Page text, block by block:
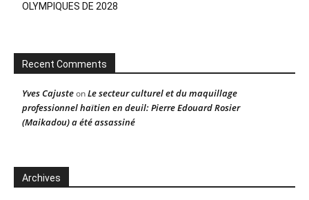
OLYMPIQUES DE 2028
Recent Comments
Yves CajusteonLe secteur culturel et du maquillage
professionnel haïtien en deuil: Pierre Edouard Rosier
(Maikadou) a été assassiné
Archives